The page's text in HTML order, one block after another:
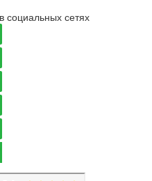
социальных сетях